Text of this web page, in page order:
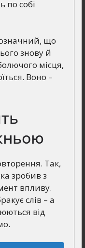
по собі
що
знову й
місця,
Воно –
Так,
зробив з
впливу.
слів – а
від